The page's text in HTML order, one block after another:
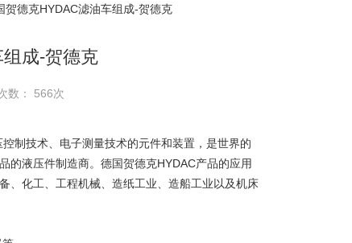
贺德克HYDAC滤油车组成-贺德克
成-贺德克
： 566次
制技术、电子测量技术的元件和装置，是世界的
的液压件制造商。德国贺德克HYDAC产品的应用
、化工、工程机械、造纸工业、造船工业以及机床